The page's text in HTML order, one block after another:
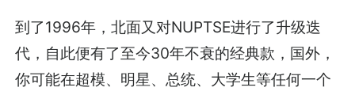
到了1996年，北面又对NUPTSE进行了升级迭
代，自此便有了至今30年不衰的经典款，国外，
你可能在超模、明星、总统、大学生等任何一个